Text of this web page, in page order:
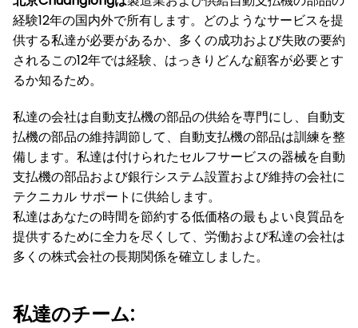
経験12年の国内外で所有します。どのようなサービスを提
供する私達が必要があるか、多くの成功および失敗の要約
されるこの12年では経験、はっきりどんな顧客が必要とす
るか知るため。
私達の会社は自動支払機の部品の供給を専門にし、自動支
払機の部品の維持調節して、自動支払機の部品は訓練を整
備します。私達は付けられたセルフサービスの器械を自動
支払機の部品および銀行システム設置および維持の会社に
テクニカル サポートに供給します。
私達はあなたの時間を節約する低価格の最もよい良質品を
提供するために全力を尽くして、労働および私達の会社は
多くの株式会社の長期関係を確立しました。
私達のチーム: